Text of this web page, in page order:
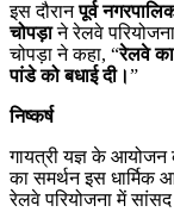
इस दौरानपूर्व
चोपड़ाने रेलवे
चोपड़ा ने कहा, “रेलवे
पांडे को बधाई दी।”
निष्कर्ष
गायत्री यज्ञ के
का समर्थन इस धार्मिक
रेलवे परियोजना में